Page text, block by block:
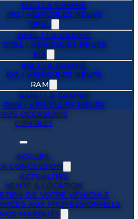
MG | LA GAMME
MG | VÉHICULES NEUFS
OPEL
OPEL | LA GAMME
OPEL | VÉHICULES NEUFS
KIA
KIA | LA GAMME
KIA | VÉHICULES NEUFS
RAM
RAM | LA GAMME
RAM | VÉHICULES NEUFS
NOS OCCASIONS
CONTACT
ACCUEIL
CONCESSION
ACTUALITÉS
VENTE & LOCATION
DE VOTRE VÉHICULE
AUX PROFESSIONNELS
NOS MARQUES